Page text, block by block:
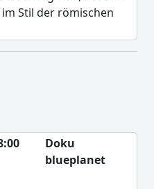
Stil der römischen
Doku
blueplanet